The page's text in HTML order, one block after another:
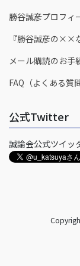
勝谷誠彦プロフィ
『勝谷誠彦の××
メール購読のお手
FAQ（よくある質
公式Twitter
誠論会公式ツイッ